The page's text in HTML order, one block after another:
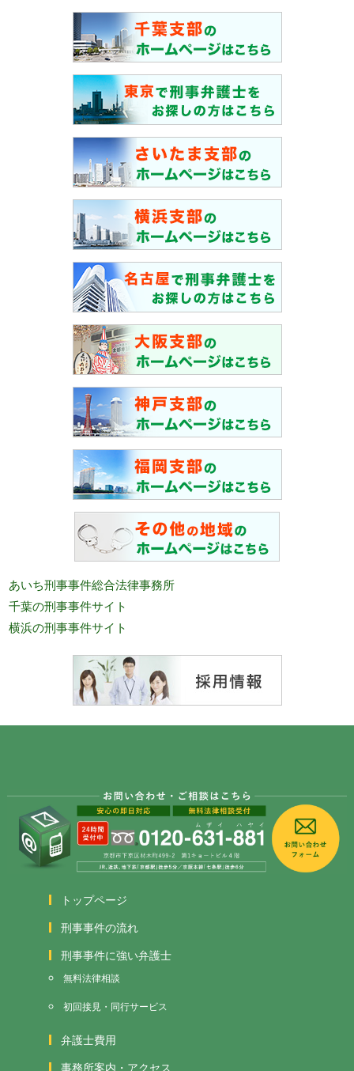
あいち刑事事件総合法律事務所
千葉の刑事事件サイト
横浜の刑事事件サイト
トップページ
刑事事件の流れ
刑事事件に強い弁護士
無料法律相談
初回接見・同行サービス
弁護士費用
事務所案内・アクセス